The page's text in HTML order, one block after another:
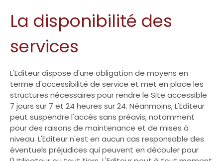
La disponibilité des
services
L'Editeur dispose d'une obligation de moyens en
terme d'accessibilité de service et met en place les
structures nécessaires pour rendre le Site accessible
7 jours sur 7 et 24 heures sur 24. Néanmoins, L'Editeur
peut suspendre l'accès sans préavis, notamment
pour des raisons de maintenance et de mises à
niveau. L'Editeur n'est en aucun cas responsable des
éventuels préjudices qui peuvent en découler pour